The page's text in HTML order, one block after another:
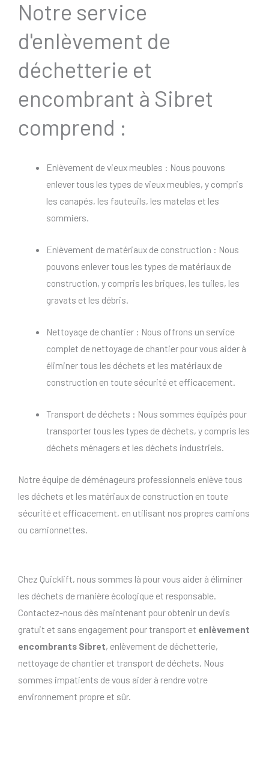
Notre service
d'enlèvement de
déchetterie et
encombrant à Sibret
comprend :
Enlèvement de vieux meubles : Nous pouvons
enlever tous les types de vieux meubles, y compris
les canapés, les fauteuils, les matelas et les
sommiers.
Enlèvement de matériaux de construction : Nous
pouvons enlever tous les types de matériaux de
construction, y compris les briques, les tuiles, les
gravats et les débris.
Nettoyage de chantier : Nous offrons un service
complet de nettoyage de chantier pour vous aider à
éliminer tous les déchets et les matériaux de
construction en toute sécurité et efficacement.
Transport de déchets : Nous sommes équipés pour
transporter tous les types de déchets, y compris les
déchets ménagers et les déchets industriels.
Notre équipe de déménageurs professionnels enlève tous
les déchets et les matériaux de construction en toute
sécurité et efficacement, en utilisant nos propres camions
ou camionnettes.
Chez Quicklift, nous sommes là pour vous aider à éliminer
les déchets de manière écologique et responsable.
Contactez-nous dès maintenant pour obtenir un devis
gratuit et sans engagement pour transport et enlèvement
encombrants Sibret, enlèvement de déchetterie,
nettoyage de chantier et transport de déchets. Nous
sommes impatients de vous aider à rendre votre
environnement propre et sûr.